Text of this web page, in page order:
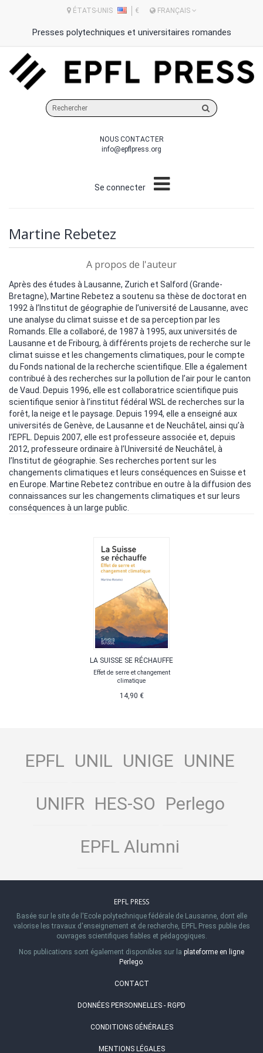
ÉTATS-UNIS € FRANÇAIS
Presses polytechniques et universitaires romandes
sur
site
NOUS CONTACTER
info@epflpress.org
Se connecter
Martine Rebetez
A propos de l'auteur
Après des études à Lausanne, Zurich et Salford (Grande-
Bretagne), Martine Rebetez a soutenu sa thèse de doctorat en
1992 à l’Institut de géographie de l’université de Lausanne, avec
une analyse du climat suisse et de sa perception par les
Romands. Elle a collaboré, de 1987 à 1995, aux universités de
Lausanne et de Fribourg, à différents projets de recherche sur le
climat suisse et les changements climatiques, pour le compte
du Fonds national de la recherche scientifique. Elle a également
contribué à des recherches sur la pollution de l’air pour le canton
de Vaud. Depuis 1996, elle est collaboratrice scientifique puis
scientifique senior à l’institut fédéral WSL de recherches sur la
forêt, la neige et le paysage. Depuis 1994, elle a enseigné aux
universités de Genève, de Lausanne et de Neuchâtel, ainsi qu’à
l’EPFL. Depuis 2007, elle est professeure associée et, depuis
2012, professeure ordinaire à l’Université de Neuchâtel, à
l’Institut de géographie. Ses recherches portent sur les
changements climatiques et leurs conséquences en Suisse et
en Europe. Martine Rebetez contribue en outre à la diffusion des
connaissances sur les changements climatiques et sur leurs
conséquences à un large public.
LA SUISSE SE RÉCHAUFFE
Effet de serre et changement
climatique
14,90 €
EPFL UNIL UNIGE UNINE
UNIFR HES-SO Perlego
EPFL Alumni
EPFL PRESS
Basée sur le site de l'Ecole polytechnique fédérale de Lausanne, dont elle
valorise les travaux d'enseignement et de recherche, EPFL Press publie des
ouvrages scientifiques fiables et pédagogiques.
Nos publications sont également disponibles sur la plateforme en ligne
Perlego.
CONTACT
DONNÉES PERSONNELLES - RGPD
CONDITIONS GÉNÉRALES
MENTIONS LÉGALES